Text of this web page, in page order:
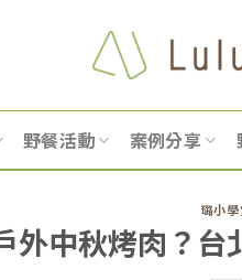
野餐活動 案例分享
璐小學
外中秋烤肉？